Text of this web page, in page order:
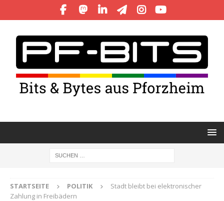
STARTSEITE POLITIK
Stadt bleibt bei elektronischer
Zahlung in Freibädern